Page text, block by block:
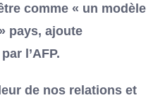
comme « un modèle
pays, ajoute
l’AFP.
de nos relations et